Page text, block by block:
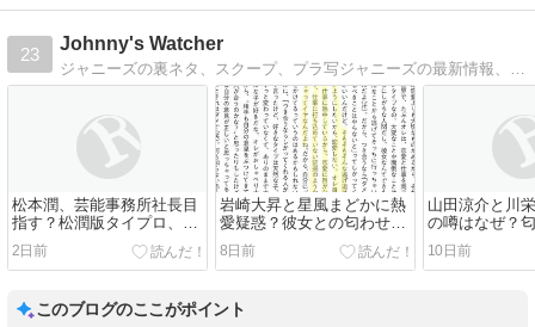
23
Johnny's Watcher
松本潤、芸能事務所社長目
指す？松潤版タイプロ、ア
イドルプロデュース開始と
か
2日前
岩崎大昇と星風まどかに熱
愛疑惑？彼女との匂わせが
酷いという噂
8日前
山田涼介と川
の噂はなぜ？
たのか？再婚
う声も
10日前
このブログのここがポイント